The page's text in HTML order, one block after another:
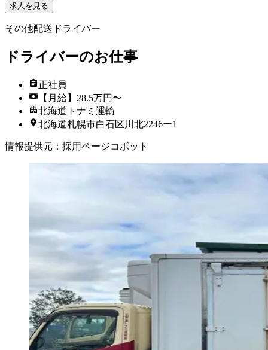
求人を見る
その他配送ドライバー
ドライバーのお仕事
正社員
【月給】28.5万円〜
北海道トナミ運輸
北海道札幌市白石区川北2246ー1
情報提供元 ： 採用ページコボット